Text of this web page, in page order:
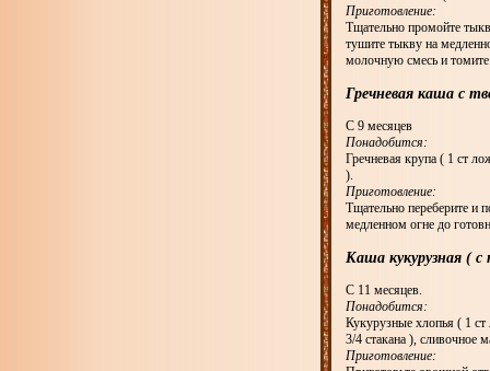
Приготовление:
Тщательно промойте
тушите тыкву на
молочную смесь и
Гречневая каша с
С 9 месяцев
Понадобится:
Гречневая крупа ( 1 ст
).
Приготовление:
Тщательно переберите и
медленном огне до
Каша кукурузная (
С 11 месяцев.
Понадобится:
Кукурузные хлопья ( 1
3/4 стакана ), сливочное
Приготовление: